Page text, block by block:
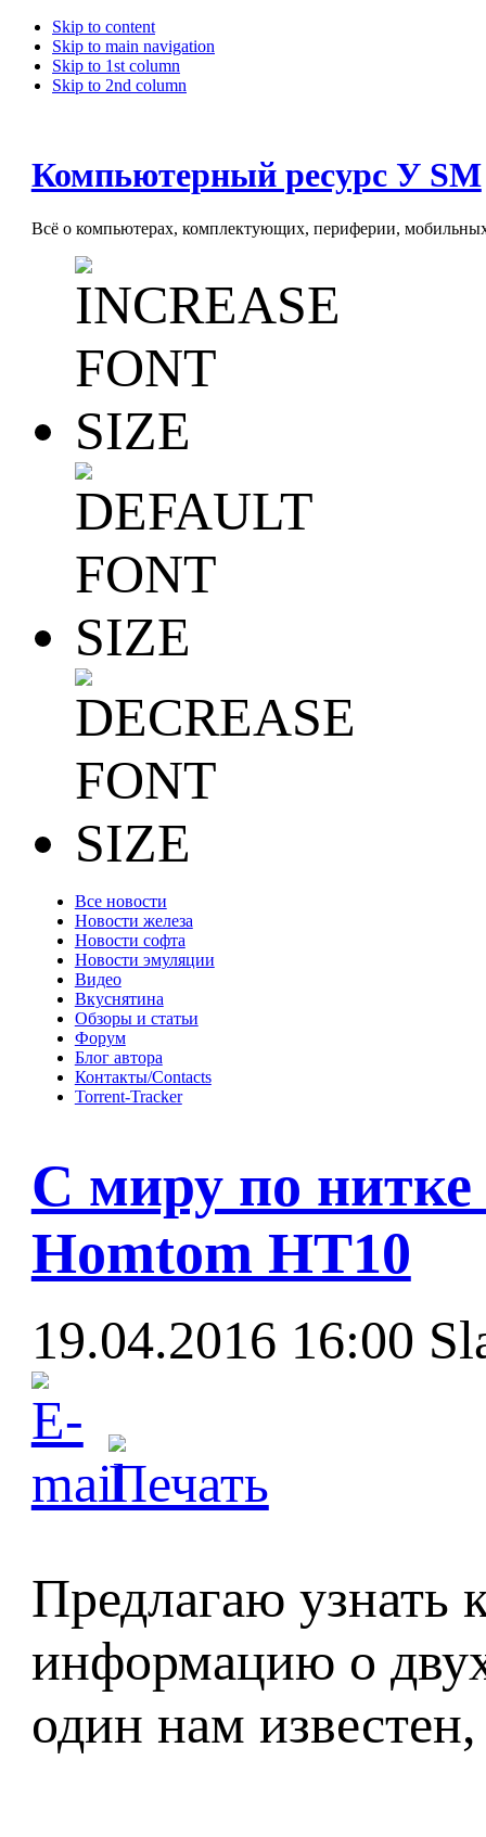
Skip to content
Skip to main navigation
Skip to 1st column
Skip to 2nd column
Компьютерный ресурс У SM
Всё о компьютерах, комплектующих, периферии, мобильных
Все новости
Новости железа
Новости софта
Новости эмуляции
Видео
Вкуснятина
Обзоры и статьи
Форум
Блог автора
Контакты/Contacts
Torrent-Tracker
С миру по нитке
Homtom HT10
19.04.2016 16:00
Предлагаю узнать
информацию о
один нам